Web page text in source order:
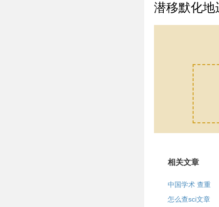
潜移默化地
相关文章
中国学术 查重
怎么查sci文章